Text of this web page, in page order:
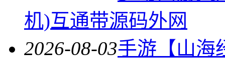
机)互通带源码外网
2026-08-03手游【山海